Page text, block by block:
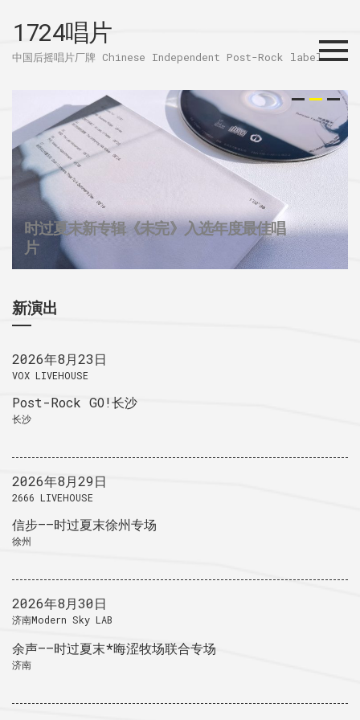
1724唱片
中国后摇唱片厂牌 Chinese Independent Post-Rock label
Menu
1724唱片的2025
时过夏末新专辑《未完》入选年度最佳唱
片
32个城市后摇群
新演出
2026年8月23日
VOX LIVEHOUSE
Post-Rock GO!长沙
长沙
2026年8月29日
2666 LIVEHOUSE
信步——时过夏末徐州专场
徐州
2026年8月30日
济南Modern Sky LAB
余声——时过夏末*晦涩牧场联合专场
济南